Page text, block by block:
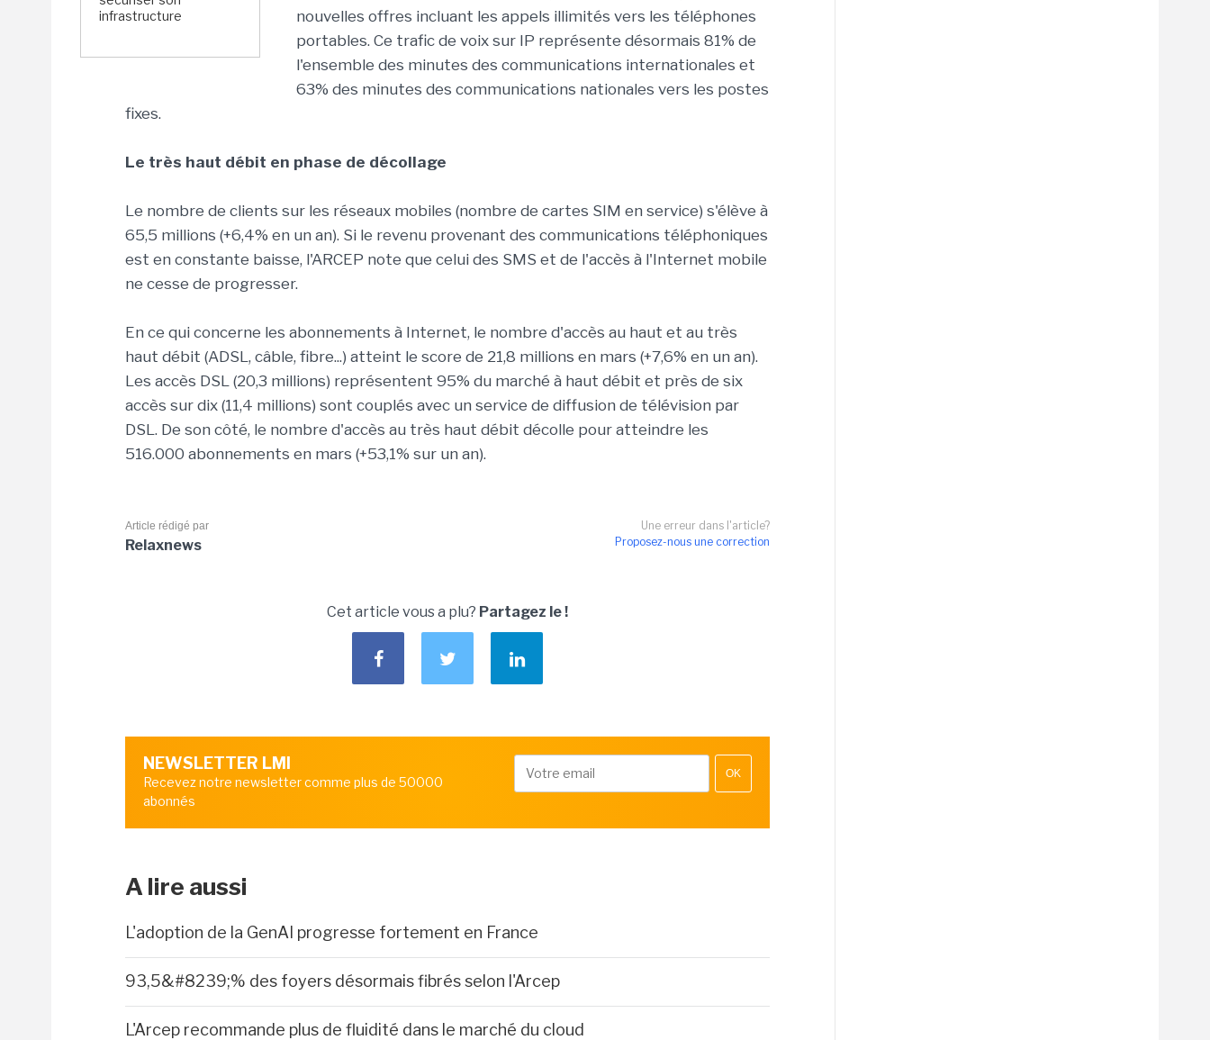
infrastructure
nouvelles offres incluant les appels illimités vers les téléphones
portables. Ce trafic de voix sur IP représente désormais 81% de
l'ensemble des minutes des communications internationales et
63% des minutes des communications nationales vers les postes
fixes.
Le très haut débit en phase de décollage
Le nombre de clients sur les réseaux mobiles (nombre de cartes SIM en service) s'élève à
65,5 millions (+6,4% en un an). Si le revenu provenant des communications téléphoniques
est en constante baisse, l'ARCEP note que celui des SMS et de l'accès à l'Internet mobile
ne cesse de progresser.
En ce qui concerne les abonnements à Internet, le nombre d'accès au haut et au très
haut débit (ADSL, câble, fibre...) atteint le score de 21,8 millions en mars (+7,6% en un an).
Les accès DSL (20,3 millions) représentent 95% du marché à haut débit et près de six
accès sur dix (11,4 millions) sont couplés avec un service de diffusion de télévision par
DSL. De son côté, le nombre d'accès au très haut débit décolle pour atteindre les
516.000 abonnements en mars (+53,1% sur un an).
Une erreur dans l'article?
Proposez-nous une correction
Article rédigé par
Relaxnews
Cet article vous a plu? Partagez le !
NEWSLETTER LMI
Recevez notre newsletter comme plus de 50000
abonnés
OK
A lire aussi
L'adoption de la GenAI progresse fortement en France
93,5&#8239;% des foyers désormais fibrés selon l'Arcep
L'Arcep recommande plus de fluidité dans le marché du cloud